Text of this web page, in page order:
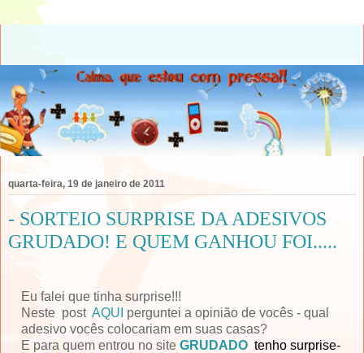
quarta-feira, 19 de janeiro de 2011
- SORTEIO SURPRISE DA ADESIVOS
GRUDADO! E QUEM GANHOU FOI.....
Eu falei que tinha surprise!!!
Neste post AQUI perguntei a opinião de vocês - qual
adesivo vocês colocariam em suas casas?
E para quem entrou no site GRUDADO tenho surprise-